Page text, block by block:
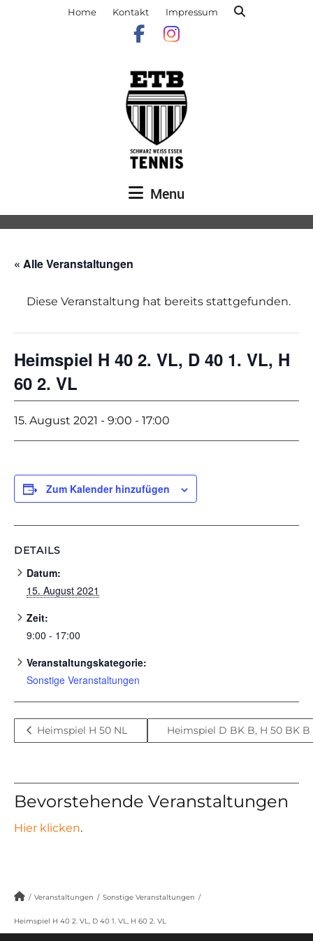
Home Kontakt Impressum
Menu
« Alle Veranstaltungen
Diese Veranstaltung hat bereits stattgefunden.
Heimspiel H 40 2. VL, D 40 1. VL, H
60 2. VL
15. August 2021 - 9:00 - 17:00
Zum Kalender hinzufügen
DETAILS
Datum:
15. August 2021
Zeit:
9:00 - 17:00
Veranstaltungskategorie:
Sonstige Veranstaltungen
Heimspiel H 50 NL Heimspiel D BK B, H 50 BK B
Bevorstehende Veranstaltungen
Hier klicken.
/ Veranstaltungen / Sonstige Veranstaltungen /
Heimspiel H 40 2. VL, D 40 1. VL, H 60 2. VL